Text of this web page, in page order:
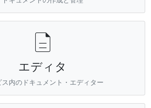

エディタ
内のドキュメント・エディター